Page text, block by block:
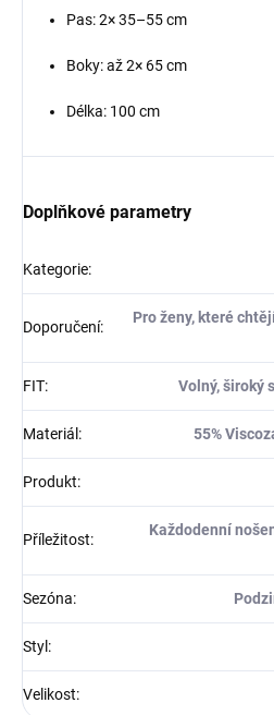
Pas: 2× 35–55 cm
Boky: až 2× 65 cm
Délka: 100 cm
Doplňkové parametry
Kategorie:
Doporučení:
Pro ženy, které
FIT: Volný, široký
Materiál : 55%
Produkt:
Příležitost:
Každodenní
Sezóna:
Styl :
Velikost: